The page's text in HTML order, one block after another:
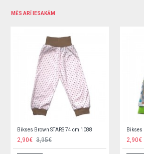
MĒS ARĪ IESAKĀM
Bodi PEBBLES 68 cm Mrofi
3,90€
Bodi
4,90€